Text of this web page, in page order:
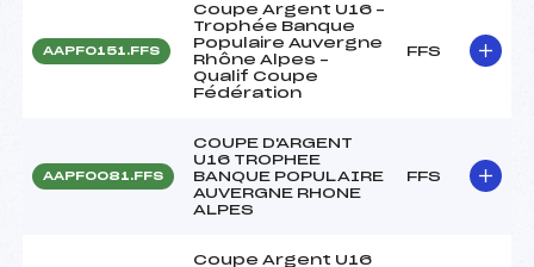
AAPF0151.FFS
Coupe Argent U16 –
Trophée Banque
Populaire Auvergne
Rhône Alpes –
Qualif Coupe
Fédération
FFS
AAPF0081.FFS
COUPE D'ARGENT
U16 TROPHEE
BANQUE POPULAIRE
AUVERGNE RHONE
ALPES
FFS
Coupe Argent U16